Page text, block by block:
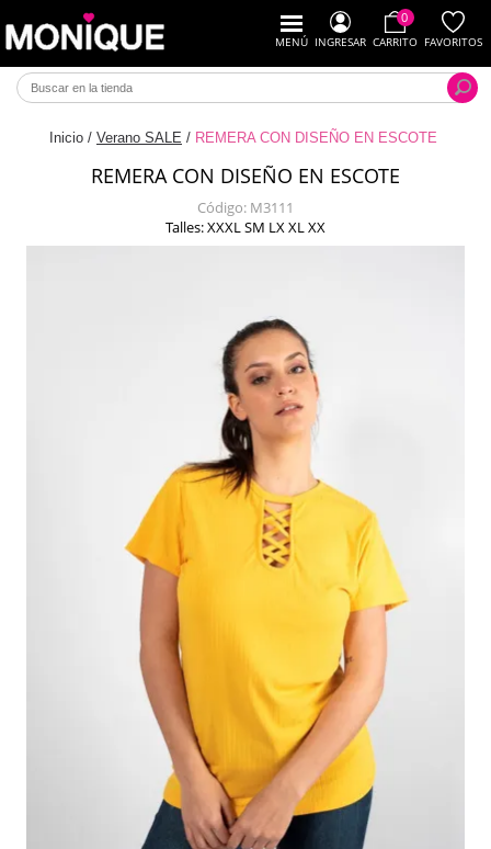
MENÚ INGRESAR
0
CARRITO FAVORITOS
Inicio / Verano SALE / REMERA CON DISEÑO EN ESCOTE
REMERA CON DISEÑO EN ESCOTE
Código: M3111
Talles: XXXL SM LX XL XX